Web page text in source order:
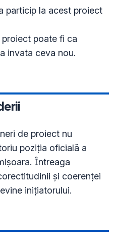
particip la acest proiect
poate fi ca
invata ceva nou.
de proiect nu
poziţia oficială a
Întreaga
și coerenței
inițiatorului.